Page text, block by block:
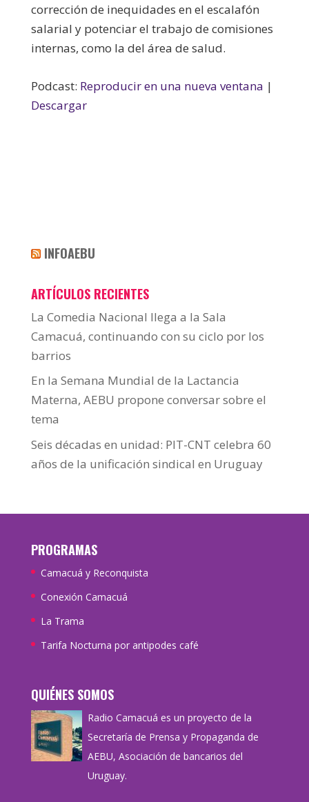
corrección de inequidades en el escalafón
salarial y potenciar el trabajo de comisiones
internas, como la del área de salud.
Podcast: Reproducir en una nueva ventana |
Descargar
INFOAEBU
ARTÍCULOS RECIENTES
La Comedia Nacional llega a la Sala
Camacuá, continuando con su ciclo por los
barrios
En la Semana Mundial de la Lactancia
Materna, AEBU propone conversar sobre el
tema
Seis décadas en unidad: PIT-CNT celebra 60
años de la unificación sindical en Uruguay
PROGRAMAS
Camacuá y Reconquista
Conexión Camacuá
La Trama
Tarifa Nocturna por antipodes café
QUIÉNES SOMOS
Radio Camacuá es un proyecto de la
Secretaría de Prensa y Propaganda de
AEBU, Asociación de bancarios del
Uruguay.